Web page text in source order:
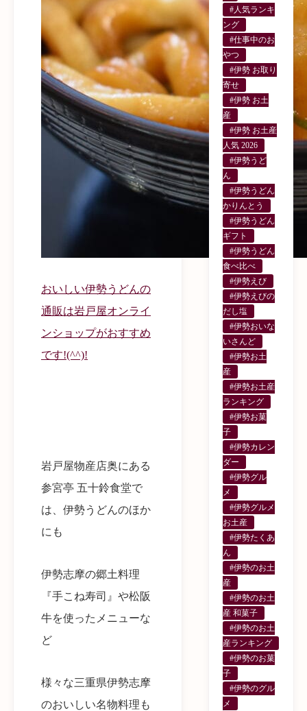
おいしい伊勢うどんの
通販は岩戸屋オンライ
ンショップがおすすめ
です!(^^)!
岩戸屋物産店奥にある
参宮亭 五十鈴食堂で
は、伊勢うどんのほか
にも
伊勢志摩の郷土料理
『手こね寿司』や松阪
牛を使ったメニューな
ど
様々な三重県伊勢志摩
のおいしい名物料理も
#人気ランキ
ング
#仕事中のお
やつ
#伊勢 お取り
寄せ
#伊勢 お土
産
#伊勢 お土産
人気 2026
#伊勢うど
ん
#伊勢うどん
かりんとう
#伊勢うどん
ギフト
#伊勢うどん
食べ比べ
#伊勢えび
#伊勢えびの
だし塩
#伊勢おいな
いさんど
#伊勢お土
産
#伊勢お土産
ランキング
#伊勢お菓
子
#伊勢カレン
ダー
#伊勢グル
メ
#伊勢グルメ
お土産
#伊勢たくあ
ん
#伊勢のお土
産
#伊勢のお土
産 和菓子
#伊勢のお土
産ランキング
#伊勢のお菓
子
#伊勢のグル
メ